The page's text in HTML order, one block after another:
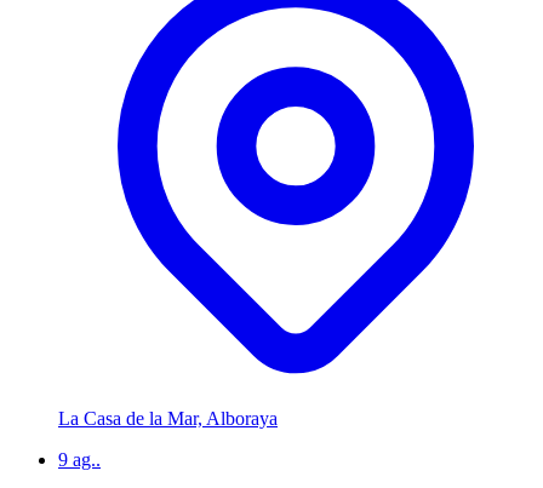
La Casa de la Mar, Alboraya
9 ag..